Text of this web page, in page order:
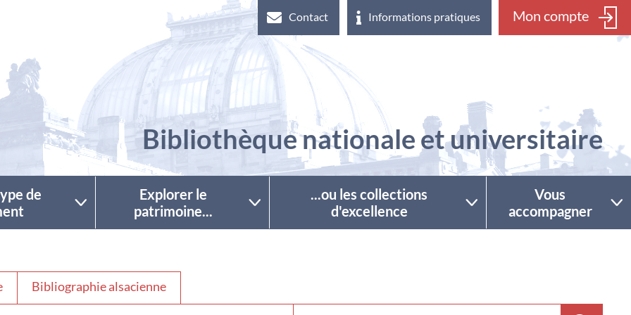
Contact Informations pratiques Mon compte
Bibliothèque nationale et universitaire
de
Explorer le
patrimoine...
...ou les collections
d'excellence
Vous
accompagner
Bibliographie alsacienne